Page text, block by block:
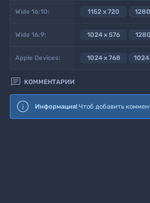
Wide 16:10: 1152 x 720
Wide 16:9: 1024 x 576
Apple Devices: 1024 x 768
 КОММЕНТАРИИ
Информация! Чтоб добавить